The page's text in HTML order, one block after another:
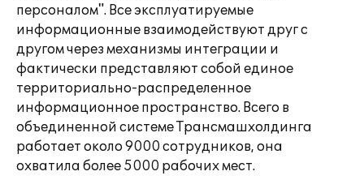
персоналом". Все эксплуатируемые
информационные взаимодействуют друг с
другом через механизмы интеграции и
фактически представляют собой единое
территориально-распределенное
информационное пространство. Всего в
объединенной системе Трансмашхолдинга
работает около 9000 сотрудников, она
охватила более 5000 рабочих мест.